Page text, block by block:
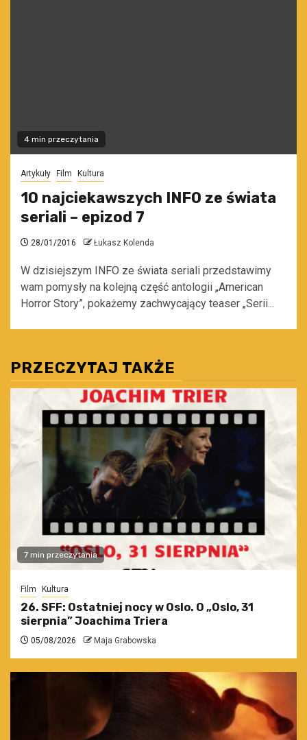
4 min przeczytania
Artykuły Film Kultura
10 najciekawszych INFO ze świata
seriali – epizod 7
28/01/2016 Łukasz Kolenda
W dzisiejszym INFO ze świata seriali przedstawimy
wam pomysły na kolejną część antologii „American
Horror Story”, pokażemy zachwycający teaser „Serii...
PRZECZYTAJ TAKŻE
7 min przeczytania
Film Kultura
26. SFF: Ostatniej nocy w Oslo. O „Oslo, 31
sierpnia” Joachima Triera
05/08/2026 Maja Grabowska